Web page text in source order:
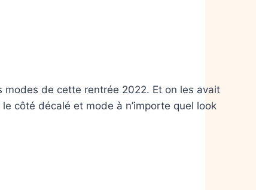
de cette rentrée 2022. Et on les avait
côté décalé et mode à n’importe quel look